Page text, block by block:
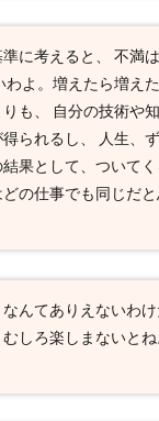
に考えると、 不満
わよ。増えたら増え
も、 自分の技術や
られるし、 人生、
果として、ついて
の仕事でも同じだと
んてありえないわ
しろ楽しまないとね